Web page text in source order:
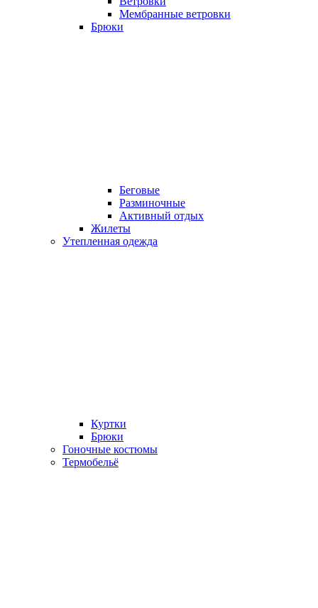
Мембранные ветровки
Брюки
Беговые
Разминочные
Активный отдых
Жилеты
Утепленная одежда
Куртки
Брюки
Гоночные костюмы
Термобельё